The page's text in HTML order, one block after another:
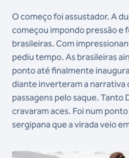
O começo foi assustador. A
começou impondo pressão e
brasileiras. Com
pediu tempo. As brasileiras
ponto até finalmente
diante inverteram a narrativa
passagens pelo saque. Tanto
cravaram aces. Foi num
sergipana que a virada veio